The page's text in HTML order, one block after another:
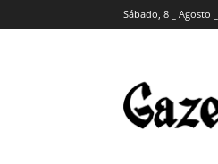
Sábado, 8 _ Agosto
CULTURA
Isaque